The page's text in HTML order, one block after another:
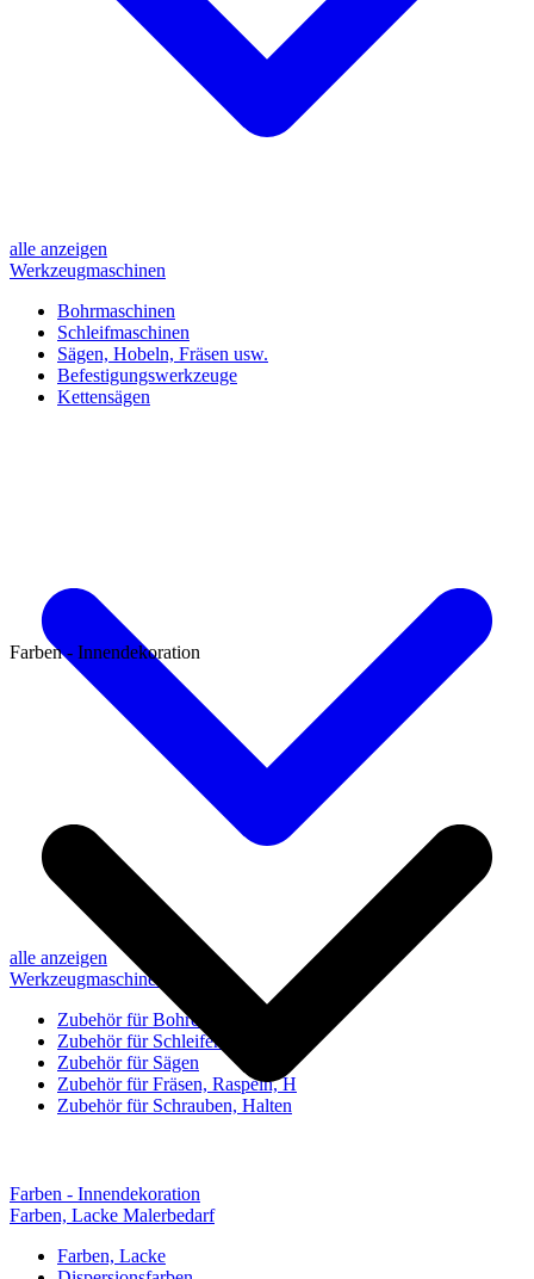
alle anzeigen
Werkzeugmaschinen
Bohrmaschinen
Schleifmaschinen
Sägen, Hobeln, Fräsen usw.
Befestigungswerkzeuge
Kettensägen
alle anzeigen
Werkzeugmaschinen-Zubehör
Zubehör für Bohren, Bohrhilfen
Zubehör für Schleifen, Poliere
Zubehör für Sägen
Zubehör für Fräsen, Raspeln, H
Zubehör für Schrauben, Halten
Farben - Innendekoration
Farben - Innendekoration
Farben, Lacke Malerbedarf
Farben, Lacke